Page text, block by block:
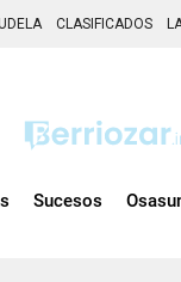
CLASIFICADOS
Sucesos